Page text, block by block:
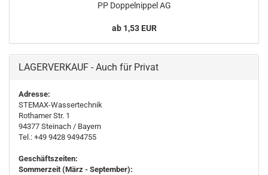
PP Doppelnippel AG
ab 1,53 EUR
LAGERVERKAUF - Auch für Privat
Adresse:
STEMAX-Wassertechnik
Rothamer Str. 1
94377 Steinach / Bayern
Tel.: +49 9428 9494755
Geschäftszeiten:
Sommerzeit (März - September):